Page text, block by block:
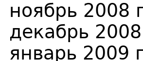
ноябрь 2008
декабрь
январь 2009